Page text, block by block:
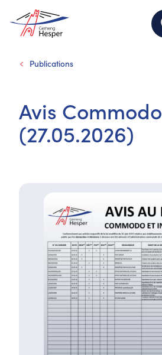
Publications
Avis Commodo
(27.05.2026)